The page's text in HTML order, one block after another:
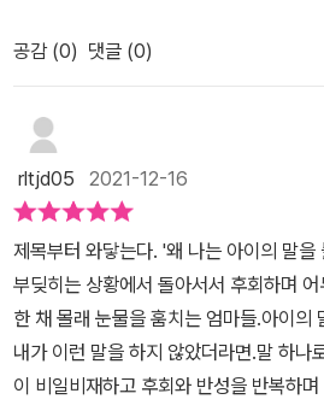
무 정곡을 찌르는 말이라서,, ㅎㅎ이 책의
의 '오은영 박사' 와 같은 분인 듯 싶다. 이
김정민씨의 아내로 알려진 세아들을 둔
혀 있었다. 와~난 아들둘도 감당 안되는
생각이 들었다. 그리고 루미코씨가 '일본
만, 이 육아법은 나라와는 상관없이 모두
생각이 들었다. 나는 이 책의 구성이 너무
이 없는 것 같아서이다. 총 3장으로 구성
리 카툰으로 상황을 설정해 두가지 방법
마들이 하는 방법과 이상적인 방법의 멘
책의 중요부분도 다른 색으로 설정해 놓
은 밑줄을 그어놓아 읽는데 너무 편했고,
공감 (0) 댓글 (0)
rltjd05 2021-12-16
제목부터 와닿는다. '왜 나는 아이의 말
부딪히는 상황에서 돌아서서 후회하며
한 채 몰래 눈물을 훔치는 엄마들.아이의
내가 이런 말을 하지 않았더라면.말 하나
이 비일비재하고 후회와 반성을 반복하